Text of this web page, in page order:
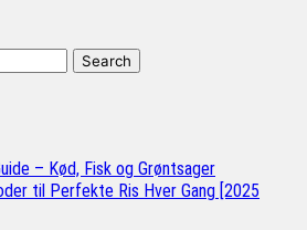
– Kød, Fisk og Grøntsager
til Perfekte Ris Hver Gang [2025